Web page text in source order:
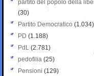
partito del popolo della
(30)
Partito Democratico (1.034)
PD (1.188)
PdL (2.781)
pedofilia (25)
Pensioni (129)